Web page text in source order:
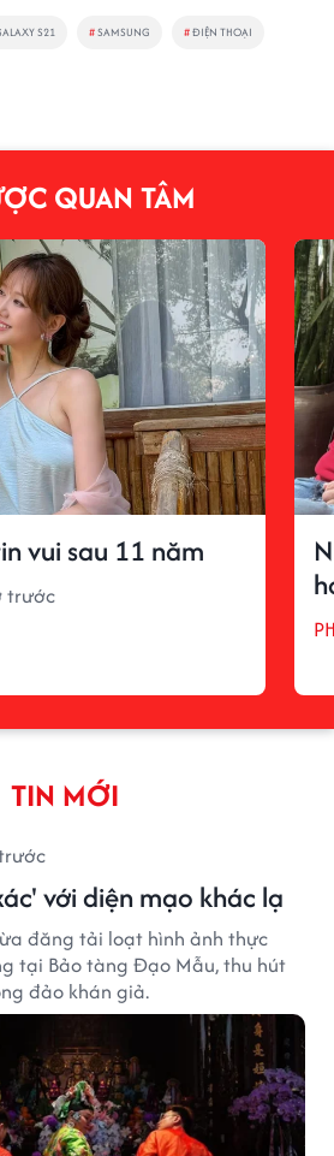
S21 #SAMSUNG #ĐIỆN THOẠI
QUAN TÂM
vui sau 11 năm
trước
TIN MỚI
với diện mạo khác lạ
đăng tải loạt hình ảnh thực
tại Bảo tàng Đạo Mẫu, thu hút
đảo khán giả.